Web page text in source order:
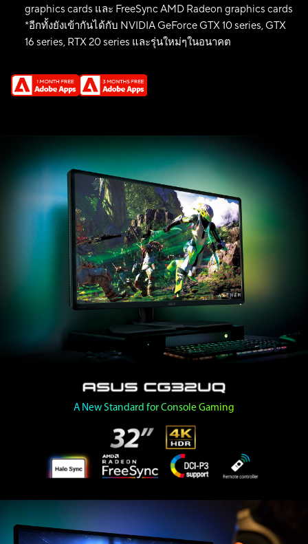
graphics cards และ FreeSync AMD Radeon graphics cards
*อีกทั้งยังเข้ากันได้กับ NVIDIA GeForce GTX 10 series, GTX
16 series, RTX 20 series และรุ่นใหม่ๆในอนาคต
A New Standard for Console Gaming